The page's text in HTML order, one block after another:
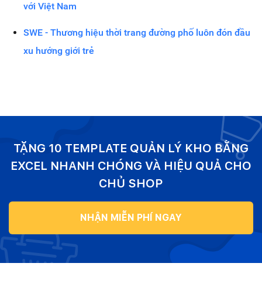
với Việt Nam
SWE - Thương hiệu thời trang đường phố luôn đón đầu
xu hướng giới trẻ
TẶNG 10 TEMPLATE QUẢN LÝ KHO BẰNG
EXCEL NHANH CHÓNG VÀ HIỆU QUẢ CHO
CHỦ SHOP
NHẬN MIỄN PHÍ NGAY